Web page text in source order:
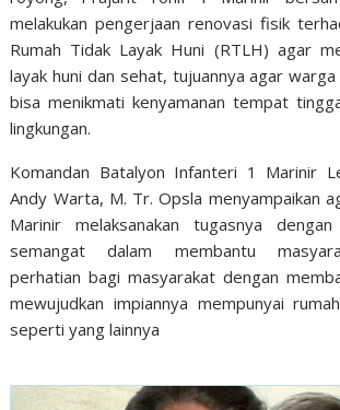
melakukan pengerjaan renovasi fisik
Rumah Tidak Layak Huni (RTLH) agar
layak huni dan sehat, tujuannya agar
bisa menikmati kenyamanan tempat
lingkungan.
Komandan Batalyon Infanteri 1 Marinir
Andy Warta, M. Tr. Opsla menyampaikan
Marinir melaksanakan tugasnya
semangat dalam membantu
perhatian bagi masyarakat dengan
mewujudkan impiannya mempunyai
seperti yang lainnya